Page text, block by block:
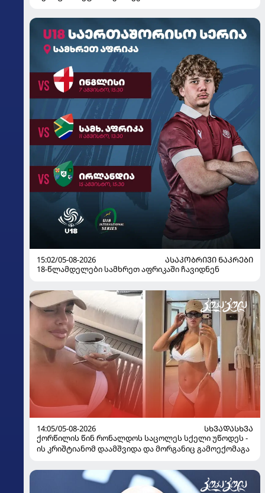
15:02/05-08-2026
ᲐᲡᲐᲙᲝᲑᲠᲘᲕᲘ ᲜᲐᲙᲠᲔᲑᲘ
18-წლამდელები სამხრეთ აფრიკაში ჩავიდნენ
14:05/05-08-2026
ᲡᲮᲕᲐᲓᲐᲡᲮᲕᲐ
ქორწილის წინ რონალდოს საცოლეს სქელი უწოდეს -
ის კრიშტიანომ დაამშვიდა და მორგანიც გამოექომაგა